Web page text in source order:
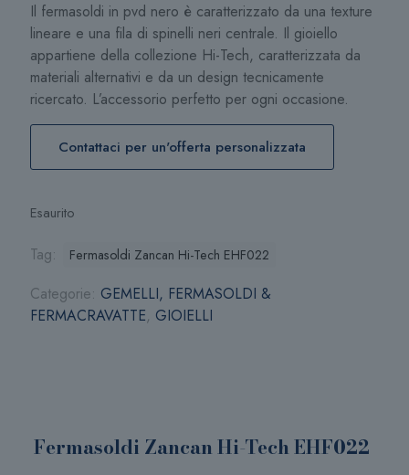
Il fermasoldi in pvd nero è caratterizzato da una texture
lineare e una fila di spinelli neri centrale. Il gioiello
appartiene della collezione Hi-Tech, caratterizzata da
materiali alternativi e da un design tecnicamente
ricercato. L’accessorio perfetto per ogni occasione.
Contattaci per un'offerta personalizzata
Esaurito
Tag: Fermasoldi Zancan Hi-Tech EHF022
Categorie: GEMELLI, FERMASOLDI &
FERMACRAVATTE, GIOIELLI
Fermasoldi Zancan Hi-Tech EHF022